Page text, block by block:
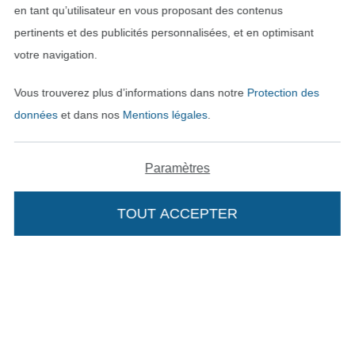
Trouvez plus d’idées
Nederlands
Passer à la boutique
Français
Passer à la
en tant qu’utilisateur en vous proposant des contenus
pertinents et des publicités personnalisées, et en optimisant
votre navigation.
Vous trouverez plus d’informations dans notre Protection des
donnéeset dans nos Mentions légales.
Paramètres
TOUT ACCEPTER